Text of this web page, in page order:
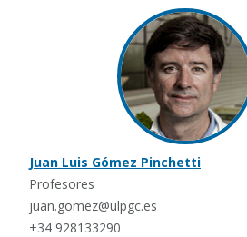
Juan Luis Gómez Pinchetti
Profesores
juan.gomez@ulpgc.es
+34 928133290